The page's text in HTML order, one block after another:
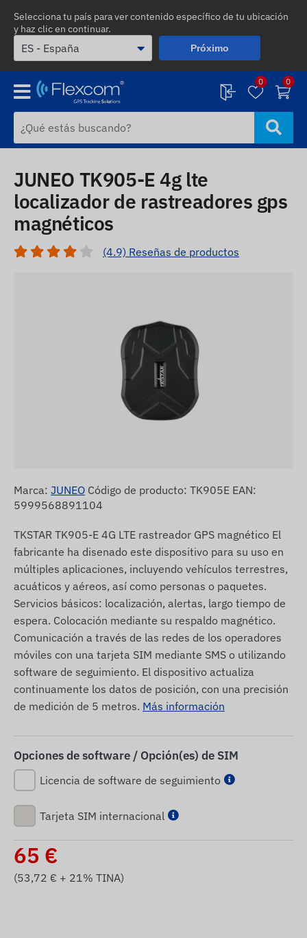
Selecciona tu país para ver contenido específico de tu ubicación
y haz clic en continuar.
Próximo
0 0
JUNEO TK905-E 4g lte
localizador de rastreadores gps
magnéticos
(4.9) Reseñas de productos
Marca: JUNEO Código de producto: TK905E EAN:
5999568891104
TKSTAR TK905-E 4G LTE rastreador GPS magnético El
fabricante ha disenado este dispositivo para su uso en
múltiples aplicaciones, incluyendo vehículos terrestres,
acuáticos y aéreos, así como personas o paquetes.
Servicios básicos: localización, alertas, largo tiempo de
espera. Colocación mediante su respaldo magnético.
Comunicación a través de las redes de los operadores
móviles con una tarjeta SIM mediante SMS o utilizando
software de seguimiento. El dispositivo actualiza
continuamente los datos de posición, con una precisión
de medición de 5 metros. Más información
Opciones de software / Opción(es) de SIM
Licencia de software de seguimiento
Tarjeta SIM internacional
65 €
(53,72 € + 21% TINA)